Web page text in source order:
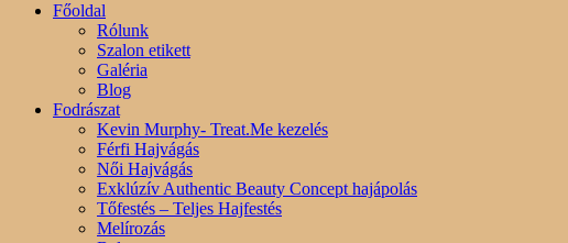
Főoldal
Rólunk
Szalon etikett
Galéria
Blog
Fodrászat
Kevin Murphy- Treat.Me kezelés
Férfi Hajvágás
Női Hajvágás
Exklúzív Authentic Beauty Concept hajápolás
Tőfestés – Teljes Hajfestés
Melírozás